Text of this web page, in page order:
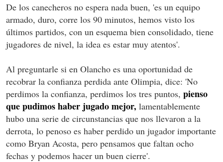
De los canecheros no espera nada buen, 'es un equipo
armado, duro, corre los 90 minutos, hemos visto los
últimos partidos, con un esquema bien consolidado, tiene
jugadores de nivel, la idea es estar muy atentos'.
Al preguntarle si en Olancho es una oportunidad de
recobrar la confianza perdida ante Olimpia, dice: 'No
perdimos la confianza, perdimos los tres puntos, pienso
que pudimos haber jugado mejor, lamentablemente
hubo una serie de circunstancias que nos llevaron a la
derrota, lo penoso es haber perdido un jugador importante
como Bryan Acosta, pero pensamos que faltan ocho
fechas y podemos hacer un buen cierre'.